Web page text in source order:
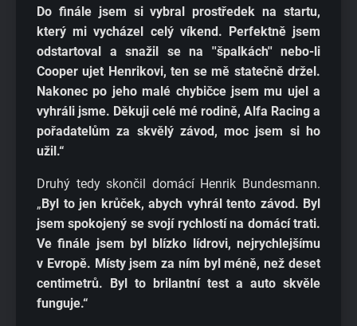
Do finále jsem si vybral prostředek na startu,
který mi vycházel celý víkend. Perfektně jsem
odstartoval a snažil se na ''špalkách'' nebo-li
Cooper ujet Henrikovi, ten se mě statečně držel.
Nakonec po jeho malé chybičce jsem mu ujel a
vyhráli jsme. Děkuji celé mé rodině, Alfa Racing a
pořadatelům za skvělý závod, moc jsem si ho
užil.“
Druhý tedy skončil domácí Henrik Bundesmann.
„Byl to jen krůček, abych vyhrál tento závod. Byl
jsem spokojený se svojí rychlostí na domácí trati.
Ve finále jsem byl blízko lídrovi, nejrychlejšímu
v Evropě. Místy jsem za ním byl méně, než deset
centimetrů. Byl to brilantní test a auto skvěle
funguje.“